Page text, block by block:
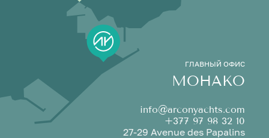
ГЛАВНЫЙ ОФИС
МОНАКО
info@arconyachts.com
+377 97 98 32 10
27-29 Avenue des Papalins